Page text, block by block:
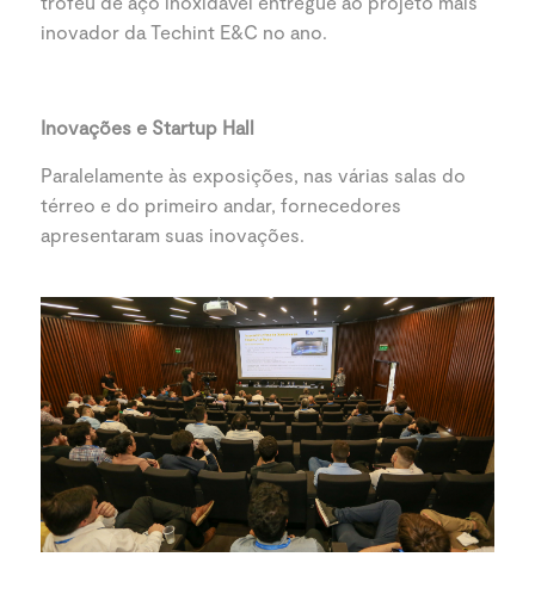
inovador da Techint E&C no ano.
Inovações e Startup Hall
Paralelamente às exposições, nas várias salas do
térreo e do primeiro andar, fornecedores
apresentaram suas inovações.